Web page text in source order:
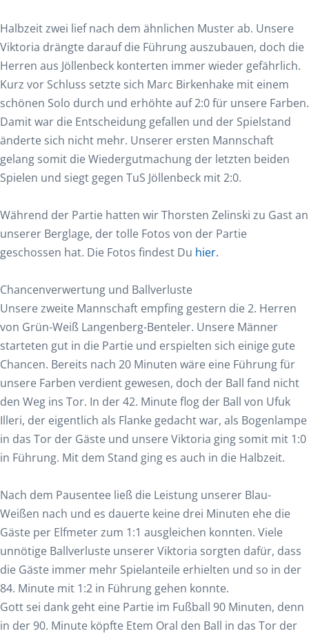
Halbzeit zwei lief nach dem ähnlichen Muster ab. Unsere
Viktoria drängte darauf die Führung auszubauen, doch die
Herren aus Jöllenbeck konterten immer wieder gefährlich.
Kurz vor Schluss setzte sich Marc Birkenhake mit einem
schönen Solo durch und erhöhte auf 2:0 für unsere Farben.
Damit war die Entscheidung gefallen und der Spielstand
änderte sich nicht mehr. Unserer ersten Mannschaft
gelang somit die Wiedergutmachung der letzten beiden
Spielen und siegt gegen TuS Jöllenbeck mit 2:0.
Während der Partie hatten wir Thorsten Zelinski zu Gast an
unserer Berglage, der tolle Fotos von der Partie
geschossen hat. Die Fotos findest Du hier.
Chancenverwertung und Ballverluste
Unsere zweite Mannschaft empfing gestern die 2. Herren
von Grün-Weiß Langenberg-Benteler. Unsere Männer
starteten gut in die Partie und erspielten sich einige gute
Chancen. Bereits nach 20 Minuten wäre eine Führung für
unsere Farben verdient gewesen, doch der Ball fand nicht
den Weg ins Tor. In der 42. Minute flog der Ball von Ufuk
Illeri, der eigentlich als Flanke gedacht war, als Bogenlampe
in das Tor der Gäste und unsere Viktoria ging somit mit 1:0
in Führung. Mit dem Stand ging es auch in die Halbzeit.
Nach dem Pausentee ließ die Leistung unserer Blau-
Weißen nach und es dauerte keine drei Minuten ehe die
Gäste per Elfmeter zum 1:1 ausgleichen konnten. Viele
unnötige Ballverluste unserer Viktoria sorgten dafür, dass
die Gäste immer mehr Spielanteile erhielten und so in der
84. Minute mit 1:2 in Führung gehen konnte.
Gott sei dank geht eine Partie im Fußball 90 Minuten, denn
in der 90. Minute köpfte Etem Oral den Ball in das Tor der